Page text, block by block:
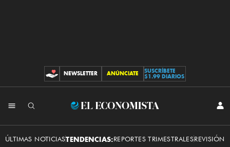
CONTRIBUCIONES
NEWSLETTER ANÚNCIATE
SUSCRÍBETE
$1.99 DIARIOS
El
ÚLTIMAS NOTICIASTENDENCIAS:REPORTES TRIMESTRALESREVISIÓN